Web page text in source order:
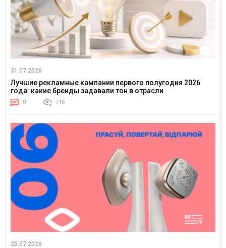
31.07.2026
Лучшие рекламные кампании первого полугодия 2026
года: какие бренды задавали тон в отрасли
0 716
25.07.2026